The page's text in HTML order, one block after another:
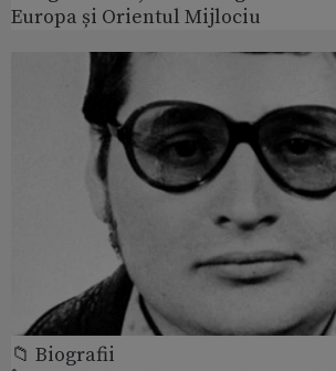
Europa și Orientul Mijlociu
📁 Biografii